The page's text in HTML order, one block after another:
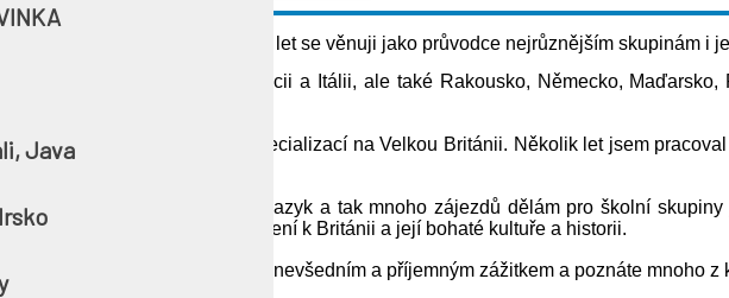
Java
mojí vášní již od dětství. Již 10 let se věnuji jako průvodce nejrůznějším skupinám i
Velkou Británii, Francii a Itálii, ale také Rakousko, Německo,
jsem Historii a Politologii se specializací na Velkou Británii. Několik let jsem
době učím historii a anglický jazyk a tak mnoho zájezdů dělám pro školní
aby sdíleli moji lásku a nadšení k Británii a její bohaté kultuře a historii.
Vám cestování se mnou stane nevšedním a příjemným zážitkem a poznáte mnoho